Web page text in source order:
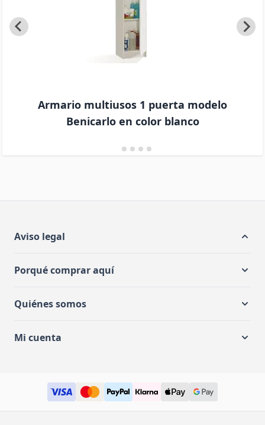
Armario multiusos 1 puerta modelo
Benicarlo en color blanco
Aviso legal
Porqué comprar aquí
Quiénes somos
Mi cuenta